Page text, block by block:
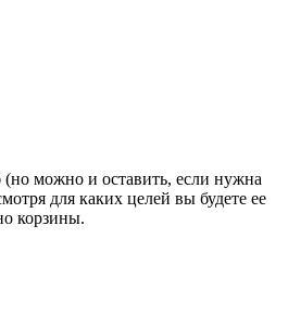
(но можно и оставить, если нужна
для каких целей вы будете ее
корзины.